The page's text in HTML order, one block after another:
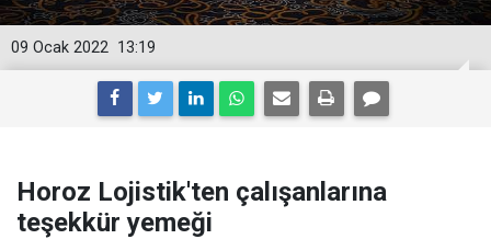
13:19
09 Ocak 2022
Horoz Lojistik'ten çalışanlarına
teşekkür yemeği